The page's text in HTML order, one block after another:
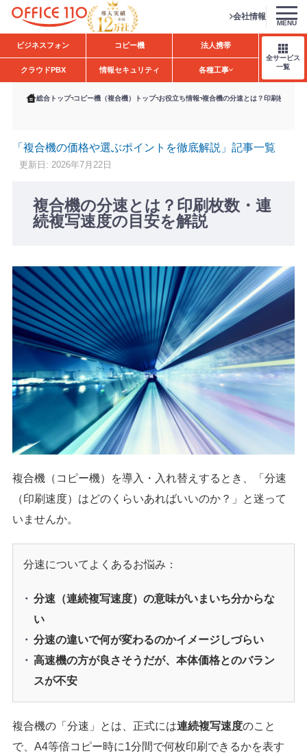
H
o
会社情報
MENU
ビジネスフォン コピー機 法人携帯
クラウドPBX 情報セキュリティ 各種工事
全サービス
一覧
総合トップ コピー機（複合機）トップ お役立ち情報 複合機の分速とは？印刷枚数・
「複合機の価格や選ぶポイントを徹底解説」記事一覧
更新日: 2026年7月22日
複合機の分速とは？印刷枚数・連
続複写速度の目安を解説
複合機（コピー機）を導入・入れ替えするとき、「分速
（印刷速度）はどのくらいあればいいのか？」と迷って
いませんか。
分速についてよくあるお悩み：
分速（連続複写速度）の意味がいまいち分からな
い
分速の違いで何が変わるのかイメージしづらい
高速機の方が良さそうだが、本体価格とのバラン
スが不安
複合機の「分速」とは、正式には連続複写速度のこと
で、A4等倍コピー時に1分間で何枚印刷できるかを表す